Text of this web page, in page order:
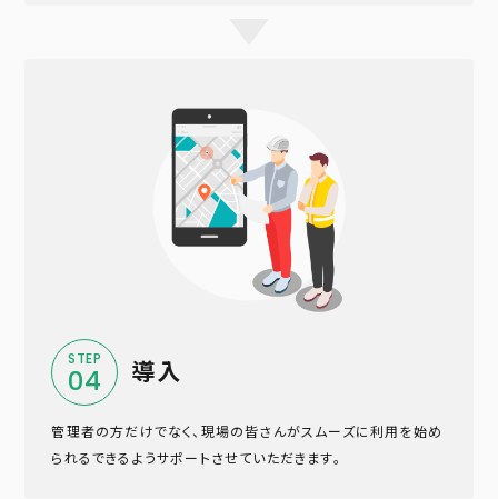
STEP
04 導入
管理者の方だけでなく、現場の皆さんがスムーズに利用を始め
られるできるようサポートさせていただきます。